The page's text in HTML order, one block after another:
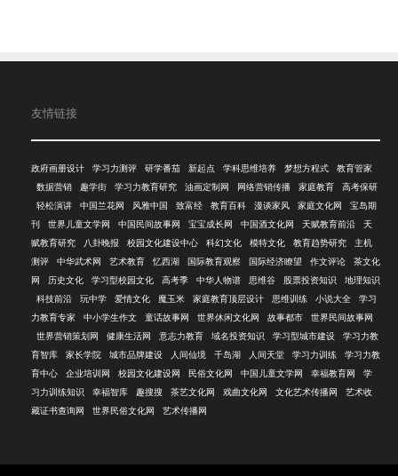
友情链接
政府画册设计 学习力测评 研学番茄 新起点 学科思维培养 梦想方程式
教育管家
数据营销
趣学街 学习力教育研究 油画定制网 网络营销传播 家庭教育
高考保研
轻松演讲
中国兰花网 风雅中国 致富经 教育百科 漫谈家风 家庭文化网
宝岛期
刊
世界儿童文学网 中国民间故事网 宝宝成长网 中国酒文化网 天赋教育前沿
天
赋教育研究
八卦晚报 校园文化建设中心 科幻文化 模特文化 教育趋势研究
主机
测评
中华武术网 艺术教育 忆西湖 国际教育观察 国际经济瞭望 作文评论
茶文化
网
历史文化 学习型校园文化 高考季 中华人物谱 思维谷 股票投资知识
地理知识
科技前沿
玩中学 爱情文化 魔玉米 家庭教育顶层设计 思维训练 小说大全
学习
力教育专家
中小学生作文 童话故事网 世界休闲文化网 故事都市
世界民间故事网
世界营销策划网
健康生活网 意志力教育 域名投资知识 学习型城市建设
学习力教
育智库
家长学院 城市品牌建设 人间仙境 千岛湖 人间天堂 学习力训练
学习力教
育中心
企业培训网 校园文化建设网 民俗文化网 中国儿童文学网 幸福教育网
学
习力训练知识
幸福智库 趣搜搜 茶艺文化网 戏曲文化网 文化艺术传播网
艺术收
藏证书查询网
世界民俗文化网 艺术传播网